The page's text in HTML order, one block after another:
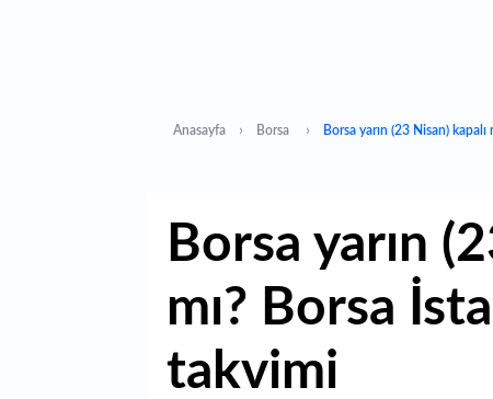
Anasayfa Borsa Borsa yarın (23 Nisan)
Borsa yarın
mı? Borsa
takvimi